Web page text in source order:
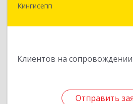
Кингисепп
Клиентов на сопровождении
Отправить
Отправить